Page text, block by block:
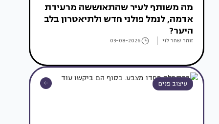
מה משותף לעיר שהתאוששה מרעידת
אדמה, לנמל פולני חדש ולתיאטרון בלב
היער?
זוהר שחר לוי 03-08-2026
עיצוב פנים